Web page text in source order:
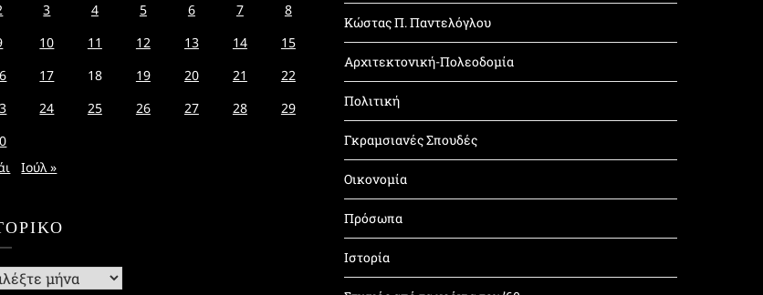
3 4 5 6 7
8
10 11 12 13 14
15
17 18 19 20 21
22
24 25 26 27 28
29
Ιούλ »
Κώστας Π. Παντελόγλου
Αρχιτεκτονική-Πολεοδομία
Πολιτική
Γκραμσιανές Σπουδές
Οικονομία
Πρόσωπα
Ιστορία